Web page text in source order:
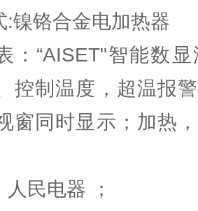
:镍铬合金电加热器
：“AISET"智能数
控制温度，超温报
窗同时显示；加热
民电器 ；